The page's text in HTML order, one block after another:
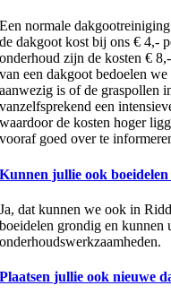
Een normale
de dakgoot kost bij ons € 4,-
onderhoud zijn de kosten €
van een dakgoot bedoelen
aanwezig is of de graspollen
vanzelfsprekend een
waardoor de kosten hoger
vooraf goed over te
Kunnen jullie ook
Ja, dat kunnen we ook in
boeidelen grondig en kunnen
onderhoudswerkzaamheden.
Plaatsen jullie ook nieuwe